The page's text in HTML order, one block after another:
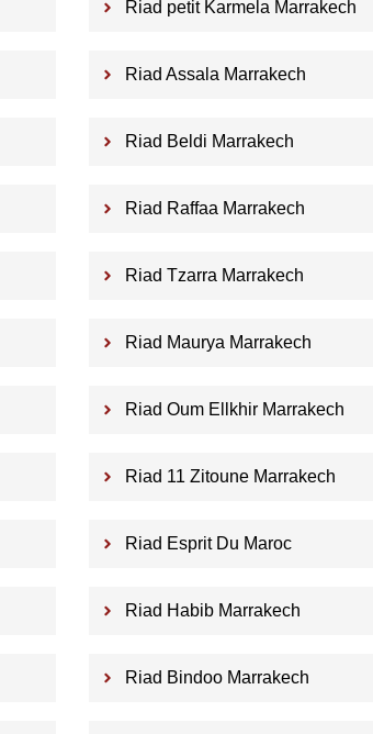
Riad petit Karmela Marrakech
Riad Assala Marrakech
Riad Beldi Marrakech
Riad Raffaa Marrakech
Riad Tzarra Marrakech
Riad Maurya Marrakech
Riad Oum Ellkhir Marrakech
Riad 11 Zitoune Marrakech
Riad Esprit Du Maroc
Riad Habib Marrakech
Riad Bindoo Marrakech